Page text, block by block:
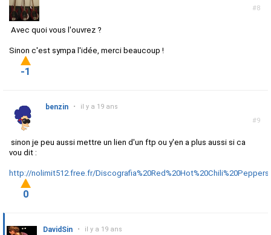
#8
Avec quoi vous l'ouvrez ?
Sinon c'est sympa l'idée, merci beaucoup !
-1
#9
benzin • il y a 19 ans
sinon je peu aussi mettre un lien d'un ftp ou y'en a plus aussi si ca
vou dit :
http://nolimit512.free.fr/
0
DavidSin • il y a 19 ans